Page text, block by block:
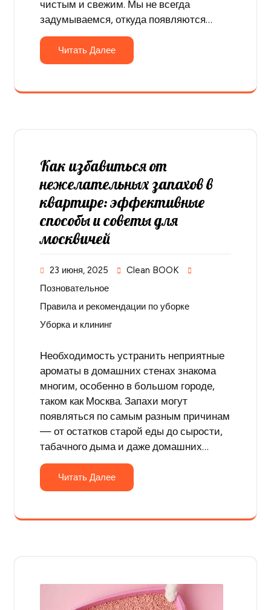
чистым и свежим. Мы не всегда
задумываемся, откуда появляются…
Читать Далее
Как избавиться от
нежелательных запахов в
квартире: эффективные
способы и советы для
москвичей
23 июня, 2025
Clean BOOK
Позновательное
Правила и рекомендации по уборке
Уборка и клининг
Необходимость устранить неприятные
ароматы в домашних стенах знакома
многим, особенно в большом городе,
таком как Москва. Запахи могут
появляться по самым разным причинам
— от остатков старой еды до сырости,
табачного дыма и даже домашних…
Читать Далее